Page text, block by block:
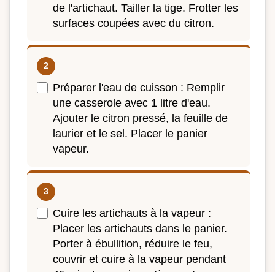
de l'artichaut. Tailler la tige. Frotter les
surfaces coupées avec du citron.
Préparer l'eau de cuisson : Remplir
une casserole avec 1 litre d'eau.
Ajouter le citron pressé, la feuille de
laurier et le sel. Placer le panier
vapeur.
Cuire les artichauts à la vapeur :
Placer les artichauts dans le panier.
Porter à ébullition, réduire le feu,
couvrir et cuire à la vapeur pendant